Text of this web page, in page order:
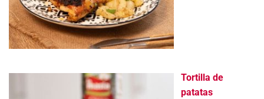
Tortilla de
patatas